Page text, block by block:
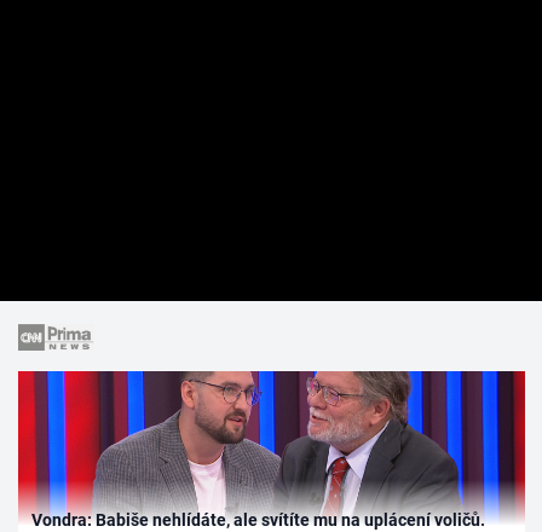
Vondra: Babiše nehlídáte, ale svítíte mu na uplácení voličů.